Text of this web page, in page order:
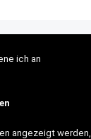
ich an
angezeigt werden,